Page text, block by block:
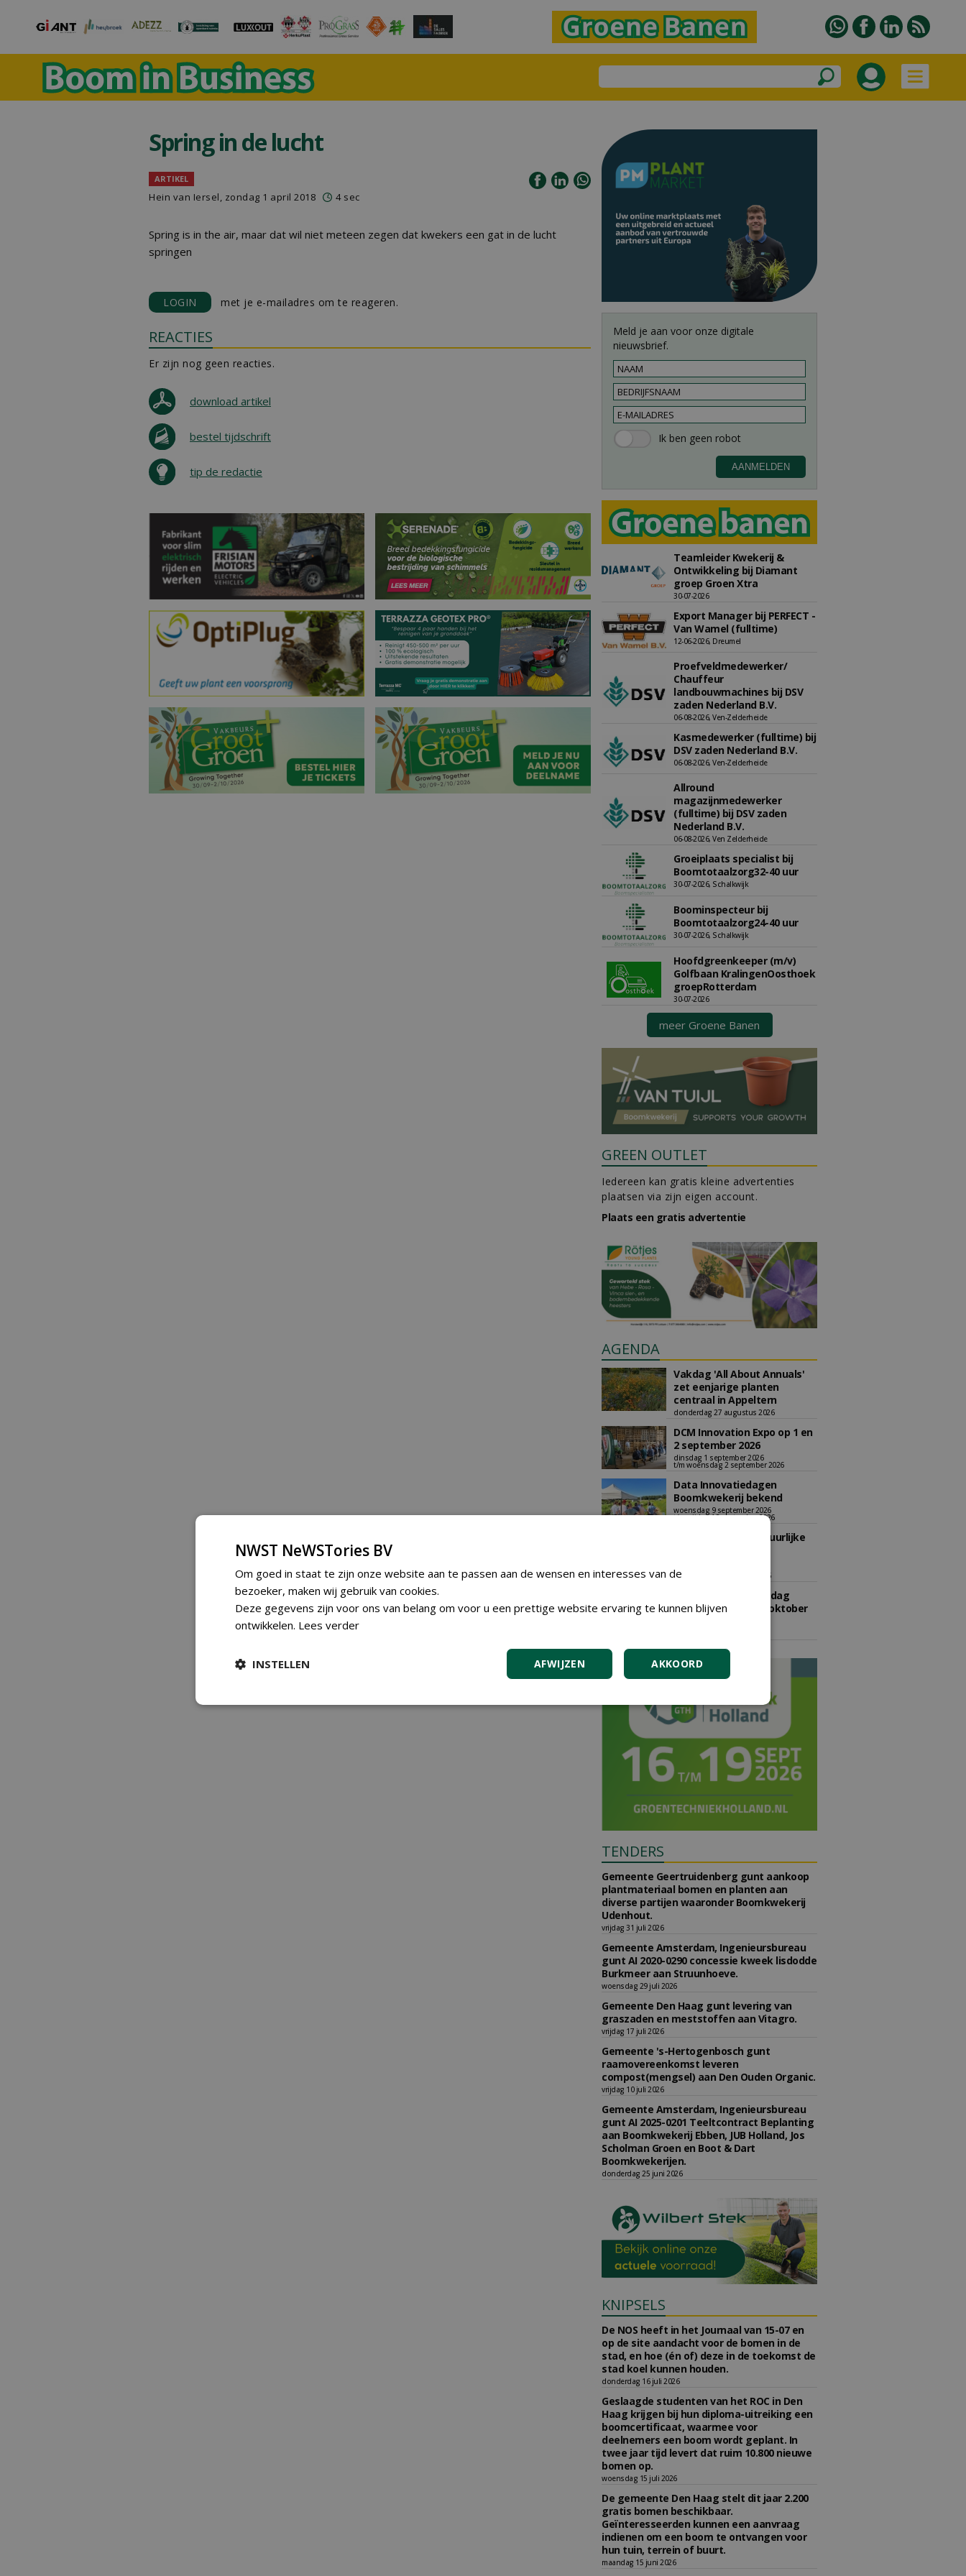
Spring in de lucht
ARTIKEL
Hein van Iersel, zondag 1 april 2018 4 sec
Spring is in the air, maar dat wil niet meteen zegen dat kwekers een gat in de lucht
springen
LOGIN met je e-mailadres om te reageren.
REACTIES
Er zijn nog geen reacties.
download artikel
bestel tijdschrift
tip de redactie
Meld je aan voor onze digitale
nieuwsbrief.
Teamleider Kwekerij &
Ontwikkeling bij Diamant
groep Groen Xtra
30-07-2026
Export Manager bij PERFECT -
Van Wamel (fulltime)
12-06-2026, Dreumel
Proefveldmedewerker/
Chauffeur
landbouwmachines bij DSV
zaden Nederland B.V.
06-08-2026, Ven-Zelderheide
Kasmedewerker (fulltime) bij
DSV zaden Nederland B.V.
06-08-2026, Ven-Zelderheide
Allround
magazijnmedewerker
(fulltime) bij DSV zaden
Nederland B.V.
06-08-2026, Ven Zelderheide
Groeiplaats specialist bij
Boomtotaalzorg32-40 uur
30-07-2026, Schalkwijk
Boominspecteur bij
Boomtotaalzorg24-40 uur
30-07-2026, Schalkwijk
Hoofdgreenkeeper (m/v)
Golfbaan KralingenOosthoek
groepRotterdam
30-07-2026
meer Groene Banen
GREEN OUTLET
Iedereen kan gratis kleine advertenties
plaatsen via zijn eigen account.
Plaats een gratis advertentie
AGENDA
Vakdag 'All About Annuals'
zet eenjarige planten
centraal in Appeltern
donderdag 27 augustus 2026
DCM Innovation Expo op 1 en
2 september 2026
dinsdag 1 september 2026
t/m woensdag 2 september 2026
Data Innovatiedagen
Boomkwekerij bekend
woensdag 9 september 2026
t/m vrijdag 18 september 2026
Kennismiddag: 'Natuurlijke
maandag 28 september 2026
Landelijke Jongerendag
Boomkwekerij op 9 oktober
TENDERS
Gemeente Geertruidenberg gunt aankoop
plantmateriaal bomen en planten aan
diverse partijen waaronder Boomkwekerij
Udenhout.
vrijdag 31 juli 2026
Gemeente Amsterdam, Ingenieursbureau
gunt AI 2020-0290 concessie kweek lisdodde
Burkmeer aan Struunhoeve.
woensdag 29 juli 2026
Gemeente Den Haag gunt levering van
graszaden en meststoffen aan Vitagro.
vrijdag 17 juli 2026
Gemeente 's-Hertogenbosch gunt
raamovereenkomst leveren
compost(mengsel) aan Den Ouden Organic.
vrijdag 10 juli 2026
Gemeente Amsterdam, Ingenieursbureau
gunt AI 2025-0201 Teeltcontract Beplanting
aan Boomkwekerij Ebben, JUB Holland, Jos
Scholman Groen en Boot & Dart
Boomkwekerijen.
donderdag 25 juni 2026
KNIPSELS
De NOS heeft in het Journaal van 15-07 en
op de site aandacht voor de bomen in de
stad, en hoe (én of) deze in de toekomst de
stad koel kunnen houden.
donderdag 16 juli 2026
Geslaagde studenten van het ROC in Den
Haag krijgen bij hun diploma-uitreiking een
boomcertificaat, waarmee voor
deelnemers een boom wordt geplant. In
twee jaar tijd levert dat ruim 10.800 nieuwe
bomen op.
woensdag 15 juli 2026
De gemeente Den Haag stelt dit jaar 2.200
gratis bomen beschikbaar.
Geïnteresseerden kunnen een aanvraag
indienen om een boom te ontvangen voor
hun tuin, terrein of buurt.
maandag 15 juni 2026
NWST NeWSTories BV
Om goed in staat te zijn onze website aan te passen aan de wensen en interesses van de
bezoeker, maken wij gebruik van cookies.
Deze gegevens zijn voor ons van belang om voor u een prettige website ervaring te kunnen blijven
ontwikkelen. Lees verder
AKKOORD
AFWIJZEN
INSTELLEN